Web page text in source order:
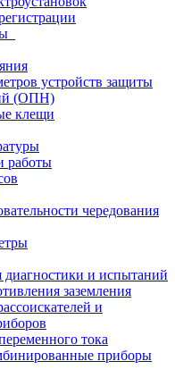
устройств защиты
(ОПН)
клещи
работы
чередования
диагностики и испытаний
заземления
и
тока
приборы